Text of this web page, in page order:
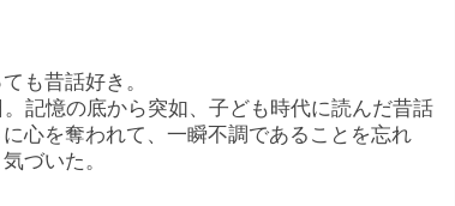
も昔話好き。
記憶の底から突如、子ども時代に読んだ昔話
心を奪われて、一瞬不調であることを忘れ
づいた。